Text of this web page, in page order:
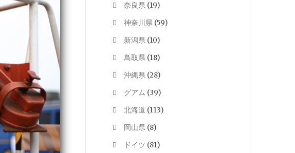
奈良県 (19)
神奈川県 (59)
新潟県 (10)
鳥取県 (18)
沖縄県 (28)
グアム (39)
北海道 (113)
岡山県 (8)
ドイツ (81)